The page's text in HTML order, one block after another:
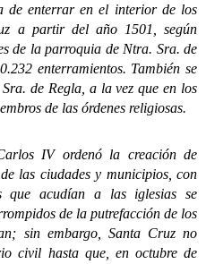
de enterrar en el interior de los
a partir del año 1501, según
de la parroquia de Ntra. Sra. de
enterramientos. También se
de Regla, a la vez que en los
de las órdenes religiosas.
ordenó la creación de
las ciudades y municipios, con
acudían a las iglesias se
de la putrefacción de los
sin embargo, Santa Cruz no
civil hasta que, en octubre de